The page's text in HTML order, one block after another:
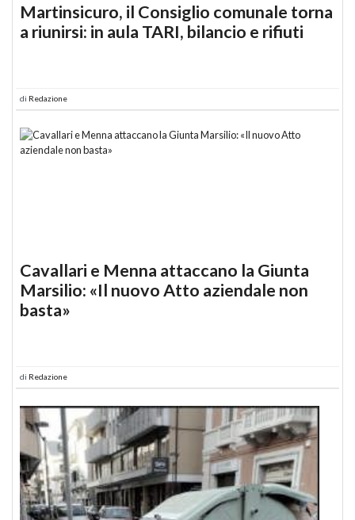
Martinsicuro, il Consiglio comunale torna
a riunirsi: in aula TARI, bilancio e rifiuti
di Redazione
Cavallari e Menna attaccano la Giunta
Marsilio: «Il nuovo Atto aziendale non
basta»
di Redazione